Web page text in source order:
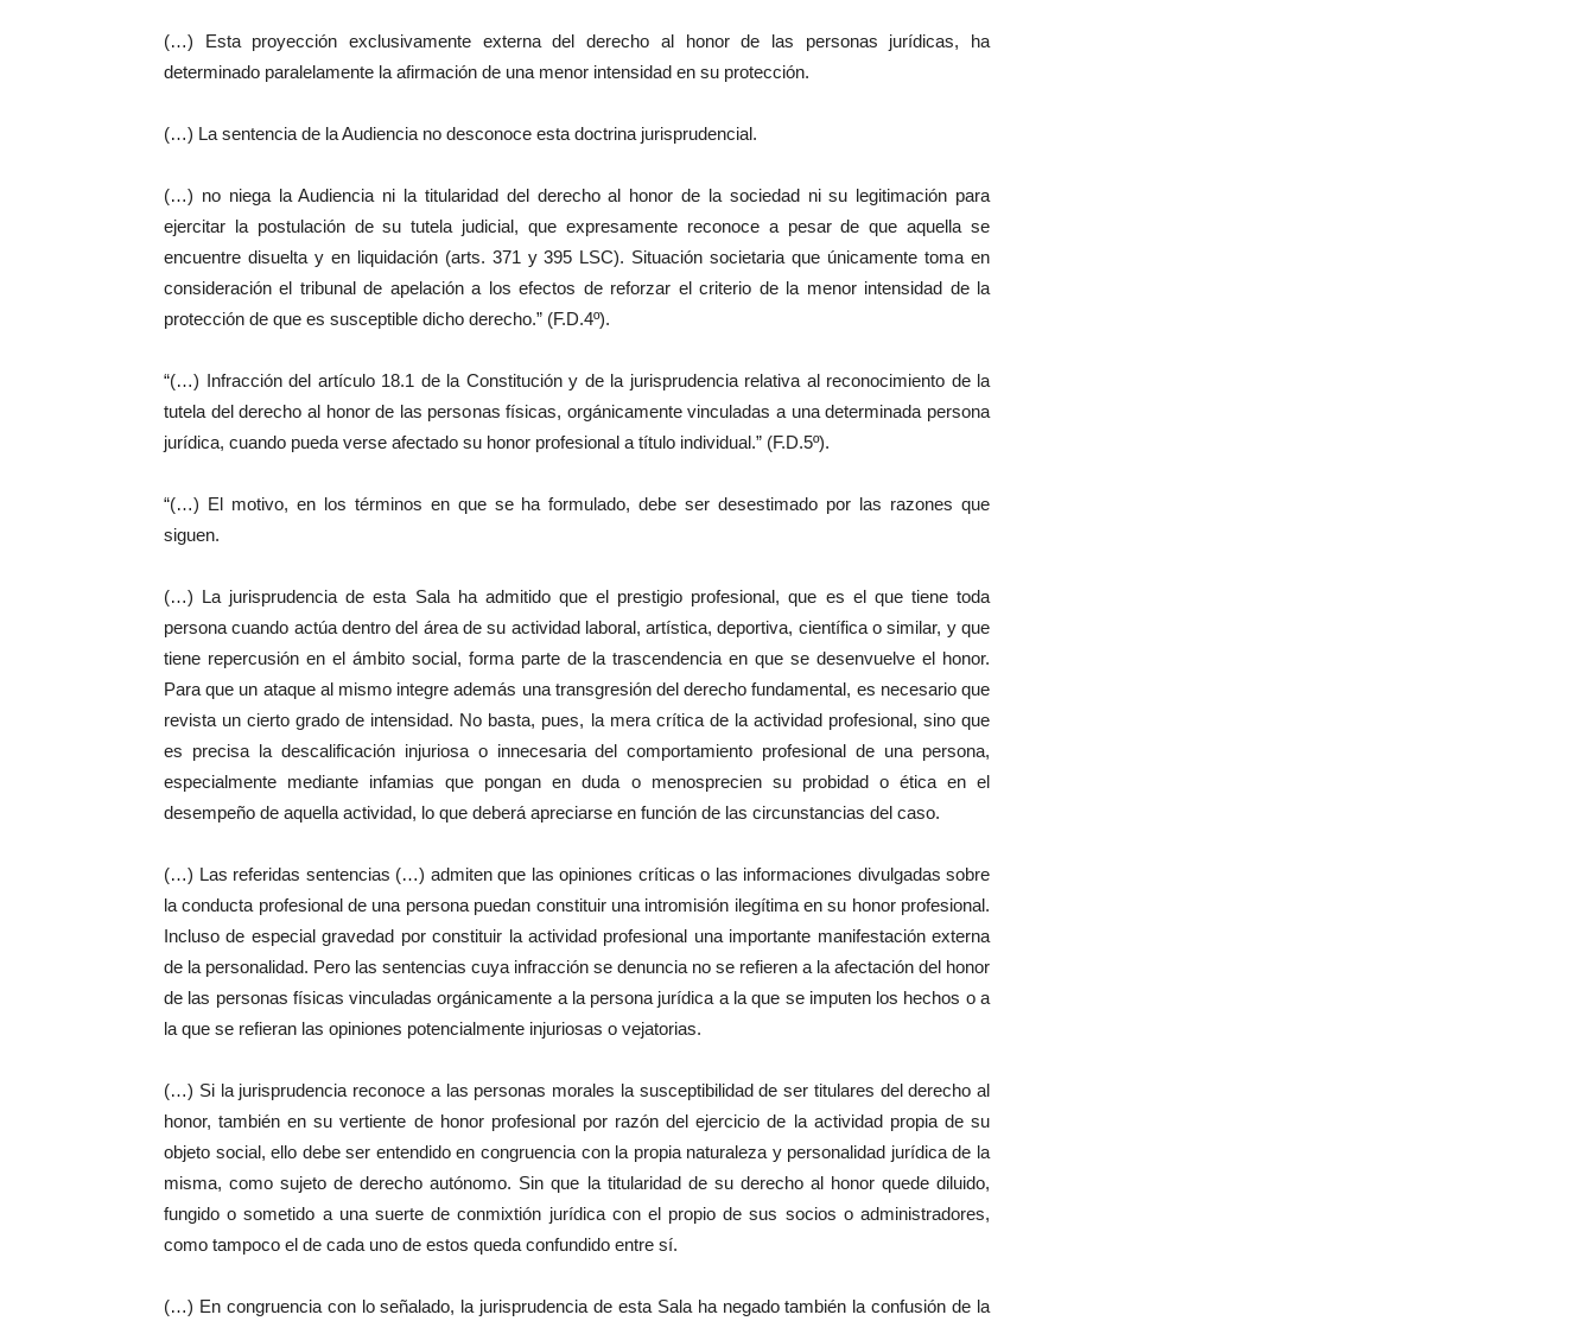
(…) Esta proyección exclusivamente externa del derecho al honor de las personas jurídicas, ha
determinado paralelamente la afirmación de una menor intensidad en su protección.
(…) La sentencia de la Audiencia no desconoce esta doctrina jurisprudencial.
(…) no niega la Audiencia ni la titularidad del derecho al honor de la sociedad ni su legitimación para
ejercitar la postulación de su tutela judicial, que expresamente reconoce a pesar de que aquella se
encuentre disuelta y en liquidación (arts. 371 y 395 LSC). Situación societaria que únicamente toma en
consideración el tribunal de apelación a los efectos de reforzar el criterio de la menor intensidad de la
protección de que es susceptible dicho derecho.” (F.D.4º).
“(…) Infracción del artículo 18.1 de la Constitución y de la jurisprudencia relativa al reconocimiento de la
tutela del derecho al honor de las personas físicas, orgánicamente vinculadas a una determinada persona
jurídica, cuando pueda verse afectado su honor profesional a título individual.” (F.D.5º).
“(…) El motivo, en los términos en que se ha formulado, debe ser desestimado por las razones que
siguen.
(…) La jurisprudencia de esta Sala ha admitido que el prestigio profesional, que es el que tiene toda
persona cuando actúa dentro del área de su actividad laboral, artística, deportiva, científica o similar, y que
tiene repercusión en el ámbito social, forma parte de la trascendencia en que se desenvuelve el honor.
Para que un ataque al mismo integre además una transgresión del derecho fundamental, es necesario que
revista un cierto grado de intensidad. No basta, pues, la mera crítica de la actividad profesional, sino que
es precisa la descalificación injuriosa o innecesaria del comportamiento profesional de una persona,
especialmente mediante infamias que pongan en duda o menosprecien su probidad o ética en el
desempeño de aquella actividad, lo que deberá apreciarse en función de las circunstancias del caso.
(…) Las referidas sentencias (…) admiten que las opiniones críticas o las informaciones divulgadas sobre
la conducta profesional de una persona puedan constituir una intromisión ilegítima en su honor profesional.
Incluso de especial gravedad por constituir la actividad profesional una importante manifestación externa
de la personalidad. Pero las sentencias cuya infracción se denuncia no se refieren a la afectación del honor
de las personas físicas vinculadas orgánicamente a la persona jurídica a la que se imputen los hechos o a
la que se refieran las opiniones potencialmente injuriosas o vejatorias.
(…) Si la jurisprudencia reconoce a las personas morales la susceptibilidad de ser titulares del derecho al
honor, también en su vertiente de honor profesional por razón del ejercicio de la actividad propia de su
objeto social, ello debe ser entendido en congruencia con la propia naturaleza y personalidad jurídica de la
misma, como sujeto de derecho autónomo. Sin que la titularidad de su derecho al honor quede diluido,
fungido o sometido a una suerte de conmixtión jurídica con el propio de sus socios o administradores,
como tampoco el de cada uno de estos queda confundido entre sí.
(…) En congruencia con lo señalado, la jurisprudencia de esta Sala ha negado también la confusión de la